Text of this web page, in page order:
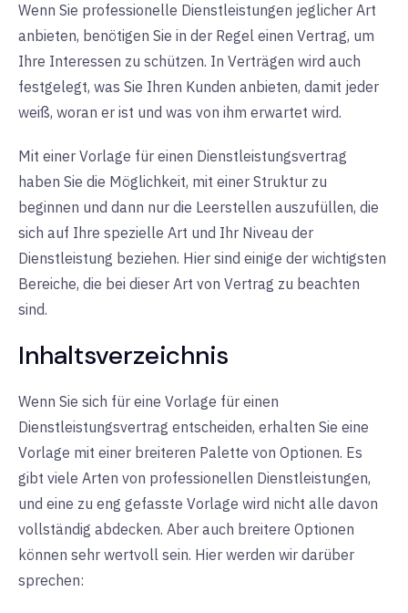
Wenn Sie professionelle Dienstleistungen jeglicher Art
anbieten, benötigen Sie in der Regel einen Vertrag, um
Ihre Interessen zu schützen. In Verträgen wird auch
festgelegt, was Sie Ihren Kunden anbieten, damit jeder
weiß, woran er ist und was von ihm erwartet wird.
Mit einer Vorlage für einen Dienstleistungsvertrag
haben Sie die Möglichkeit, mit einer Struktur zu
beginnen und dann nur die Leerstellen auszufüllen, die
sich auf Ihre spezielle Art und Ihr Niveau der
Dienstleistung beziehen. Hier sind einige der wichtigsten
Bereiche, die bei dieser Art von Vertrag zu beachten
sind.
Inhaltsverzeichnis
Wenn Sie sich für eine Vorlage für einen
Dienstleistungsvertrag entscheiden, erhalten Sie eine
Vorlage mit einer breiteren Palette von Optionen. Es
gibt viele Arten von professionellen Dienstleistungen,
und eine zu eng gefasste Vorlage wird nicht alle davon
vollständig abdecken. Aber auch breitere Optionen
können sehr wertvoll sein. Hier werden wir darüber
sprechen: